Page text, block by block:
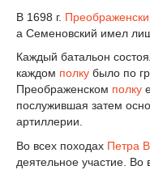
В 1698 г.
а Семеновский имел
Каждый батальон
каждом полку было по
Преображенском полку
послужившая затем
артиллерии.
Во всех походах Петра
деятельное участие. Во